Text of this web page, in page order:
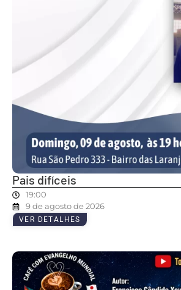
Pais difíceis
19:00
9 de agosto de 2026
VER DETALHES